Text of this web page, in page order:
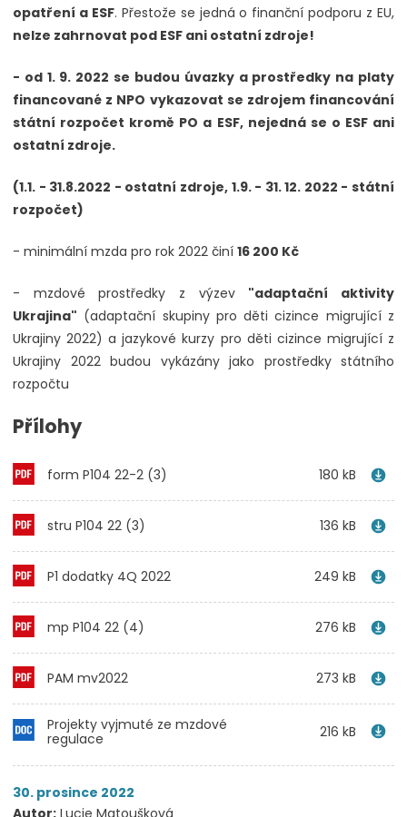
opatření a ESF. Přestože se jedná o finanční podporu z EU,
nelze zahrnovat pod ESF ani ostatní zdroje!
- od 1. 9. 2022 se budou úvazky a prostředky na platy
financované z NPO vykazovat se zdrojem financování
státní rozpočet kromě PO a ESF, nejedná se o ESF ani
ostatní zdroje.
(1.1. - 31.8.2022 - ostatní zdroje, 1.9. - 31. 12. 2022 - státní
rozpočet)
- minimální mzda pro rok 2022 činí 16 200 Kč
- mzdové prostředky z výzev "adaptační aktivity
Ukrajina" (adaptační skupiny pro děti cizince migrující z
Ukrajiny 2022) a jazykové kurzy pro děti cizince migrující z
Ukrajiny 2022 budou vykázány jako prostředky státního
rozpočtu
Přílohy
form P104 22-2 (3) 180 kB
stru P104 22 (3) 136 kB
P1 dodatky 4Q 2022 249 kB
mp P104 22 (4) 276 kB
PAM mv2022 273 kB
Projekty vyjmuté ze mzdové
regulace
216 kB
30. prosince 2022
Autor: Lucie Matoušková